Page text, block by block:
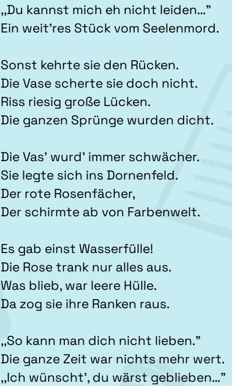
,,Du kannst mich eh nicht leiden…”
Ein weit’res Stück vom Seelenmord.
Sonst kehrte sie den Rücken.
Die Vase scherte sie doch nicht.
Riss riesig große Lücken.
Die ganzen Sprünge wurden dicht.
Die Vas’ wurd’ immer schwächer.
Sie legte sich ins Dornenfeld.
Der rote Rosenfächer,
Der schirmte ab von Farbenwelt.
Es gab einst Wasserfülle!
Die Rose trank nur alles aus.
Was blieb, war leere Hülle.
Da zog sie ihre Ranken raus.
,,So kann man dich nicht lieben.”
Die ganze Zeit war nichts mehr wert.
,,Ich wünscht’, du wärst geblieben…”